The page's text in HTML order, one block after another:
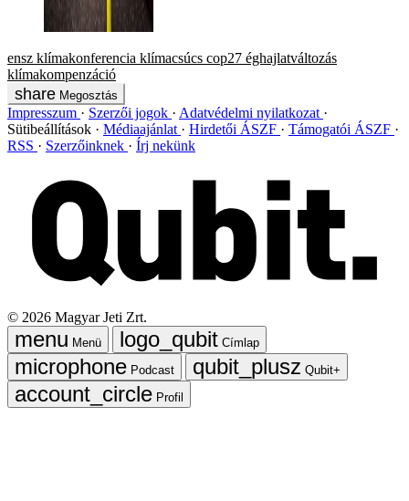
ensz klímakonferencia klímacsúcs cop27 éghajlatváltozás
klímakompenzáció
Megosztás
Impresszum Szerzői jogok
Adatvédelmi nyilatkozat
Sütibeállítások
Médiaajánlat Hirdetői ÁSZF
Támogatói ÁSZF
RSS
Szerzőinknek Írj nekünk
© 2026 Magyar Jeti Zrt.
Menü
Címlap
Podcast
Qubit+
Profil